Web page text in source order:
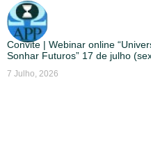
Convite | Webinar online
Sonhar Futuros” 17 de julho
7 Julho, 2026